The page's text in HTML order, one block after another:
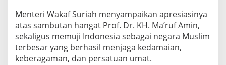
I
A
Menteri Wakaf Suriah menyampaikan apresiasinya
atas sambutan hangat Prof. Dr. KH. Ma’ruf Amin,
sekaligus memuji Indonesia sebagai negara Muslim
terbesar yang berhasil menjaga kedamaian,
keberagaman, dan persatuan umat.